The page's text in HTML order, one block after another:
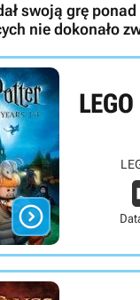
swoją grę
nie dokonało
